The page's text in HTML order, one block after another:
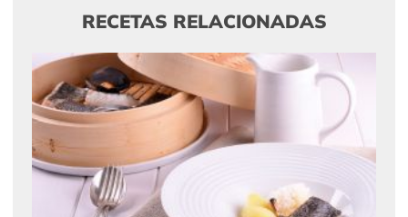
RECETAS RELACIONADAS